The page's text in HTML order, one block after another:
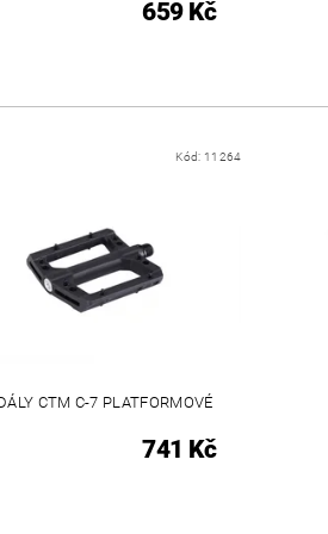
659 Kč
Kód: 11264
CTM C-7 PLATFORMOVÉ
741 Kč